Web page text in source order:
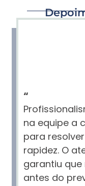
“
na equipe a
para
rapidez. O
garantiu
antes do